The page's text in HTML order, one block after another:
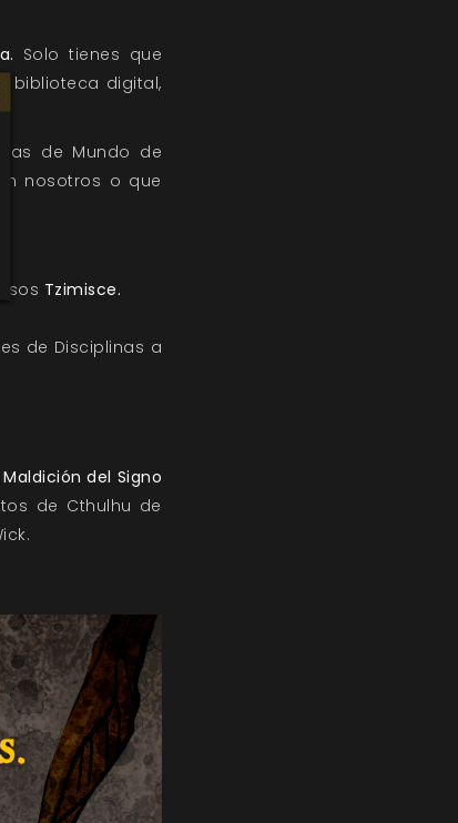
Solo tienes que
biblioteca digital,
de Mundo de
nosotros o que
Tzimisce.
de Disciplinas a
Maldición del Signo
de Cthulhu de